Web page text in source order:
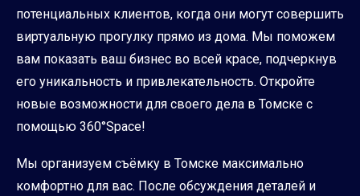
потенциальных клиентов, когда они могут совершить
виртуальную прогулку прямо из дома. Мы поможем
вам показать ваш бизнес во всей красе, подчеркнув
его уникальность и привлекательность. Откройте
новые возможности для своего дела в Томске с
помощью 360°Space!
Мы организуем съёмку в Томске максимально
комфортно для вас. После обсуждения деталей и